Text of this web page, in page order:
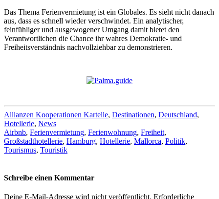
Das Thema Ferienvermietung ist ein Globales. Es sieht nicht danach
aus, dass es schnell wieder verschwindet. Ein analytischer,
feinfühliger und ausgewogener Umgang damit bietet den
Verantwortlichen die Chance ihr wahres Demokratie- und
Freiheitsverständnis nachvollziehbar zu demonstrieren.
Allianzen Kooperationen Kartelle, Destinationen, Deutschland,
Hotellerie, News
Airbnb, Ferienvermietung, Ferienwohnung, Freiheit,
Großstadthotellerie, Hamburg, Hotellerie, Mallorca, Politik,
Tourismus, Touristik
Schreibe einen Kommentar
Deine E-Mail-Adresse wird nicht veröffentlicht. Erforderliche